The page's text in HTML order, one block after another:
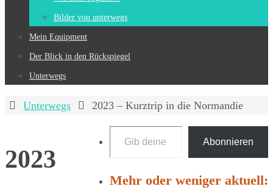
Bilder von unterwegs
Mein Equip­ment
Der Blick in den Rückspiegel
Unterwegs
StartUnterwegs 2023 – Kurztrip in die Normandie
2023
Gib deine E-Mail-Adresse ein ...
Abonnieren
Mehr oder weniger aktuell: